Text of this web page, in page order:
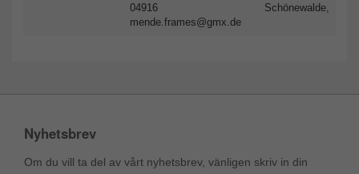
04916 Schönewalde,
mende.frames@gmx.de
Nyhetsbrev
Om du vill ta del av vårt nyhetsbrev, vänligen skriv in din